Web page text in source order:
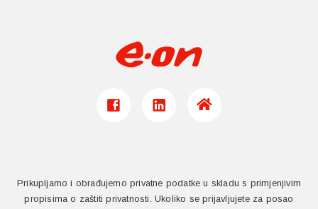
Prikupljamo i obrađujemo privatne podatke u skladu s primjenjivim
propisima o zaštiti privatnosti. Ukoliko se prijavljujete za posao